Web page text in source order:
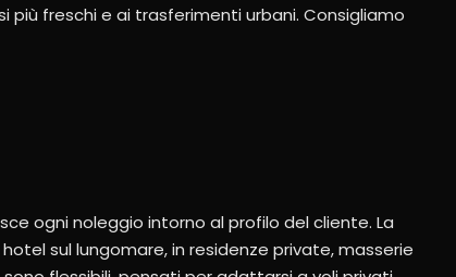
più freschi e ai trasferimenti urbani. Consigliamo
ogni noleggio intorno al profilo del cliente. La
sul lungomare, in residenze private, masserie